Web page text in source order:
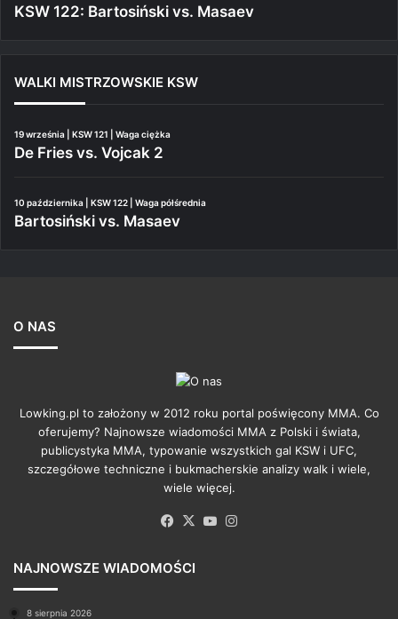
KSW 122: Bartosiński vs. Masaev
WALKI MISTRZOWSKIE KSW
19 września | KSW 121 | Waga ciężka
De Fries vs. Vojcak 2
10 października | KSW 122 | Waga półśrednia
Bartosiński vs. Masaev
O NAS
Lowking.pl to założony w 2012 roku portal poświęcony MMA. Co
oferujemy? Najnowsze wiadomości MMA z Polski i świata,
publicystyka MMA, typowanie wszystkich gal KSW i UFC,
szczegółowe techniczne i bukmacherskie analizy walk i wiele,
wiele więcej.
Facebook
X YouTube
NAJNOWSZE WIADOMOŚCI
8 sierpnia 2026